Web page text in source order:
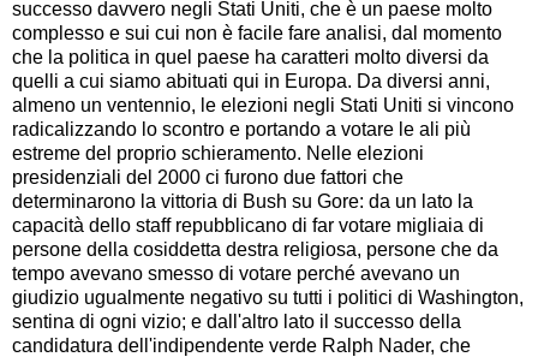
successo davvero negli Stati Uniti, che è un paese molto
complesso e sui cui non è facile fare analisi, dal momento
che la politica in quel paese ha caratteri molto diversi da
quelli a cui siamo abituati qui in Europa. Da diversi anni,
almeno un ventennio, le elezioni negli Stati Uniti si vincono
radicalizzando lo scontro e portando a votare le ali più
estreme del proprio schieramento. Nelle elezioni
presidenziali del 2000 ci furono due fattori che
determinarono la vittoria di Bush su Gore: da un lato la
capacità dello staff repubblicano di far votare migliaia di
persone della cosiddetta destra religiosa, persone che da
tempo avevano smesso di votare perché avevano un
giudizio ugualmente negativo su tutti i politici di Washington,
sentina di ogni vizio; e dall'altro lato il successo della
candidatura dell'indipendente verde Ralph Nader, che